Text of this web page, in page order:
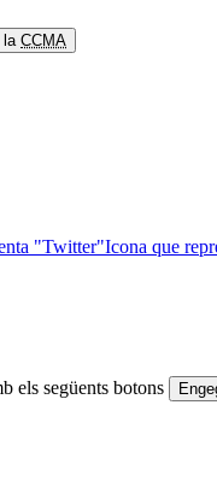
la CCMA
"Twitter"Icona que
els següents botons